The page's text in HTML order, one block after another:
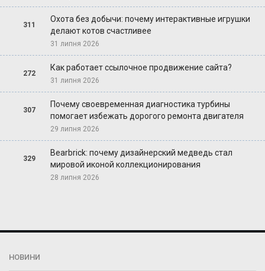
311
Охота без добычи: почему интерактивные игрушки
делают котов счастливее
31 липня 2026
272
Как работает ссылочное продвижение сайта?
31 липня 2026
307
Почему своевременная диагностика турбины
помогает избежать дорогого ремонта двигателя
29 липня 2026
329
Bearbrick: почему дизайнерский медведь стал
мировой иконой коллекционирования
28 липня 2026
НОВИНИ